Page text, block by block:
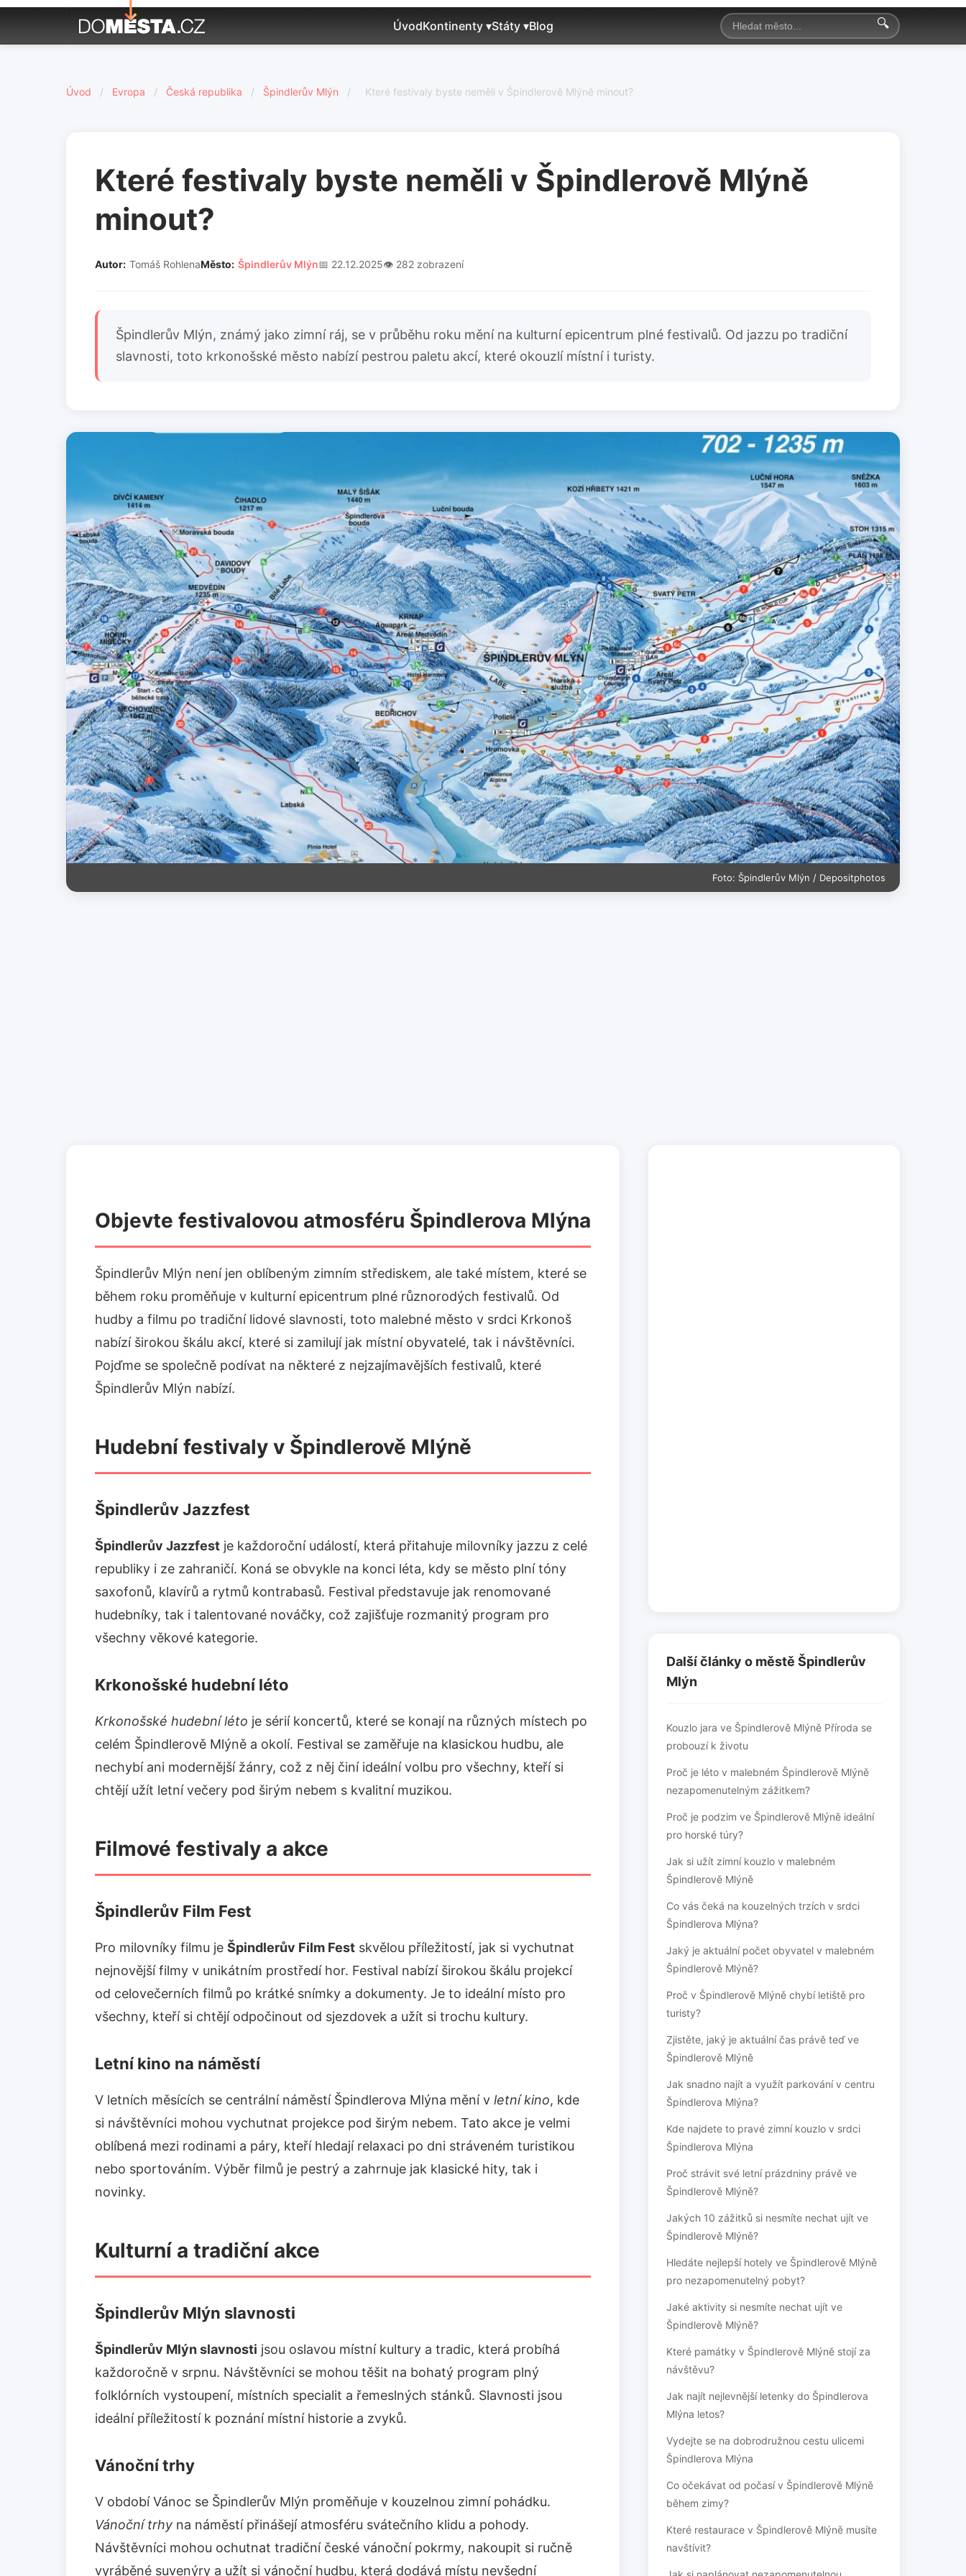
ÚvodKontinenty ▾Státy ▾Blog 🔍
Úvod / Evropa / Česká republika / Špindlerův Mlýn / Které festivaly byste neměli v Špindlerově Mlýně minout?
Které festivaly byste neměli v Špindlerově Mlýně
minout?
Autor: Tomáš RohlenaMěsto: Špindlerův Mlýn📅 22.12.2025👁️ 282 zobrazení
Špindlerův Mlýn, známý jako zimní ráj, se v průběhu roku mění na kulturní epicentrum plné festivalů. Od jazzu po tradiční
slavnosti, toto krkonošské město nabízí pestrou paletu akcí, které okouzlí místní i turisty.
Foto: Špindlerův Mlýn / Depositphotos
Objevte festivalovou atmosféru Špindlerova Mlýna
Špindlerův Mlýn není jen oblíbeným zimním střediskem, ale také místem, které se
během roku proměňuje v kulturní epicentrum plné různorodých festivalů. Od
hudby a filmu po tradiční lidové slavnosti, toto malebné město v srdci Krkonoš
nabízí širokou škálu akcí, které si zamilují jak místní obyvatelé, tak i návštěvníci.
Pojďme se společně podívat na některé z nejzajímavějších festivalů, které
Špindlerův Mlýn nabízí.
Hudební festivaly v Špindlerově Mlýně
Špindlerův Jazzfest
Špindlerův Jazzfest je každoroční událostí, která přitahuje milovníky jazzu z celé
republiky i ze zahraničí. Koná se obvykle na konci léta, kdy se město plní tóny
saxofonů, klavírů a rytmů kontrabasů. Festival představuje jak renomované
hudebníky, tak i talentované nováčky, což zajišťuje rozmanitý program pro
všechny věkové kategorie.
Krkonošské hudební léto
Krkonošské hudební léto je sérií koncertů, které se konají na různých místech po
celém Špindlerově Mlýně a okolí. Festival se zaměřuje na klasickou hudbu, ale
nechybí ani modernější žánry, což z něj činí ideální volbu pro všechny, kteří si
chtějí užít letní večery pod širým nebem s kvalitní muzikou.
Filmové festivaly a akce
Špindlerův Film Fest
Pro milovníky filmu je Špindlerův Film Fest skvělou příležitostí, jak si vychutnat
nejnovější filmy v unikátním prostředí hor. Festival nabízí širokou škálu projekcí
od celovečerních filmů po krátké snímky a dokumenty. Je to ideální místo pro
všechny, kteří si chtějí odpočinout od sjezdovek a užít si trochu kultury.
Letní kino na náměstí
V letních měsících se centrální náměstí Špindlerova Mlýna mění v letní kino, kde
si návštěvníci mohou vychutnat projekce pod širým nebem. Tato akce je velmi
oblíbená mezi rodinami a páry, kteří hledají relaxaci po dni stráveném turistikou
nebo sportováním. Výběr filmů je pestrý a zahrnuje jak klasické hity, tak i
novinky.
Kulturní a tradiční akce
Špindlerův Mlýn slavnosti
Špindlerův Mlýn slavnosti jsou oslavou místní kultury a tradic, která probíhá
každoročně v srpnu. Návštěvníci se mohou těšit na bohatý program plný
folklórních vystoupení, místních specialit a řemeslných stánků. Slavnosti jsou
ideální příležitostí k poznání místní historie a zvyků.
Vánoční trhy
V období Vánoc se Špindlerův Mlýn proměňuje v kouzelnou zimní pohádku.
Vánoční trhy na náměstí přinášejí atmosféru svátečního klidu a pohody.
Návštěvníci mohou ochutnat tradiční české vánoční pokrmy, nakoupit si ručně
vyráběné suvenýry a užít si vánoční hudbu, která dodává místu nevšední
Další články o městě Špindlerův
Mlýn
Kouzlo jara ve Špindlerově Mlýně Příroda se
probouzí k životu
Proč je léto v malebném Špindlerově Mlýně
nezapomenutelným zážitkem?
Proč je podzim ve Špindlerově Mlýně ideální
pro horské túry?
Jak si užít zimní kouzlo v malebném
Špindlerově Mlýně
Co vás čeká na kouzelných trzích v srdci
Špindlerova Mlýna?
Jaký je aktuální počet obyvatel v malebném
Špindlerově Mlýně?
Proč v Špindlerově Mlýně chybí letiště pro
turisty?
Zjistěte, jaký je aktuální čas právě teď ve
Špindlerově Mlýně
Jak snadno najít a využít parkování v centru
Špindlerova Mlýna?
Kde najdete to pravé zimní kouzlo v srdci
Špindlerova Mlýna
Proč strávit své letní prázdniny právě ve
Špindlerově Mlýně?
Jakých 10 zážitků si nesmíte nechat ujít ve
Špindlerově Mlýně?
Hledáte nejlepší hotely ve Špindlerově Mlýně
pro nezapomenutelný pobyt?
Jaké aktivity si nesmíte nechat ujít ve
Špindlerově Mlýně?
Které památky v Špindlerově Mlýně stojí za
návštěvu?
Jak najít nejlevnější letenky do Špindlerova
Mlýna letos?
Vydejte se na dobrodružnou cestu ulicemi
Špindlerova Mlýna
Co očekávat od počasí v Špindlerově Mlýně
během zimy?
Které restaurace v Špindlerově Mlýně musíte
navštívit?